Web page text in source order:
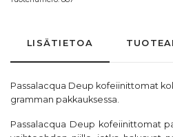
LISÄTIETOA
Passalacqua Deup kofeiinittomat
gramman pakkauksessa.
Passalacqua Deup kofeiinittomat